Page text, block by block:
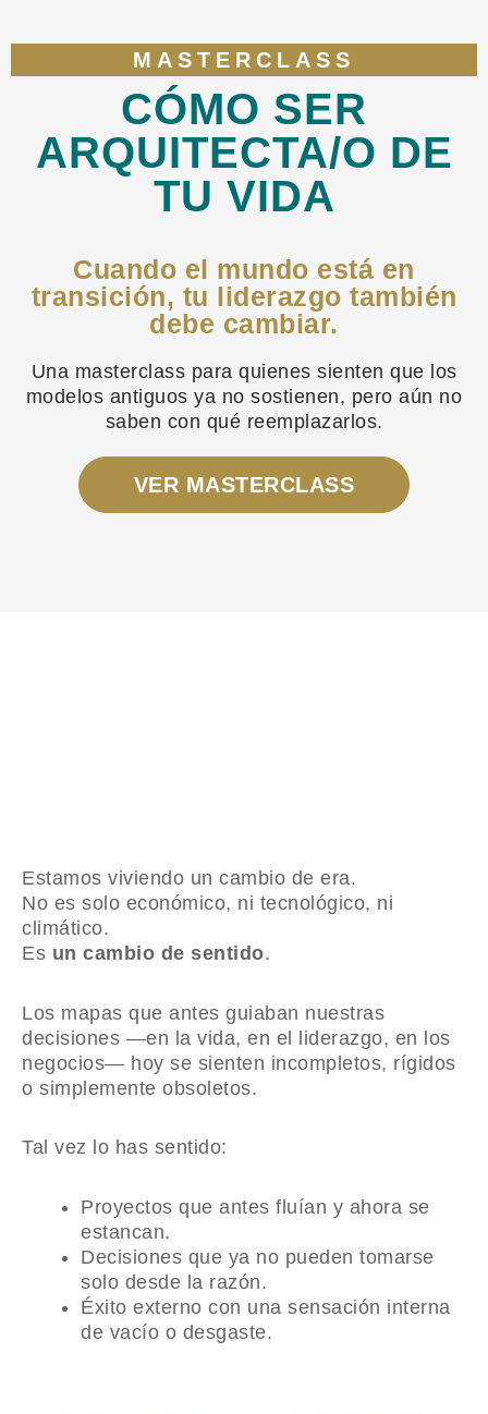
MASTERCLASS
CÓMO SER
ARQUITECTA/O DE
TU VIDA
Cuando el mundo está en
transición, tu liderazgo también
debe cambiar.
Una masterclass para quienes sienten que los
modelos antiguos ya no sostienen, pero aún no
saben con qué reemplazarlos.
VER MASTERCLASS
Estamos viviendo un cambio de era.
No es solo económico, ni tecnológico, ni
climático.
Es un cambio de sentido.
Los mapas que antes guiaban nuestras
decisiones —en la vida, en el liderazgo, en los
negocios— hoy se sienten incompletos, rígidos
o simplemente obsoletos.
Tal vez lo has sentido:
Proyectos que antes fluían y ahora se
estancan.
Decisiones que ya no pueden tomarse
solo desde la razón.
Éxito externo con una sensación interna
de vacío o desgaste.